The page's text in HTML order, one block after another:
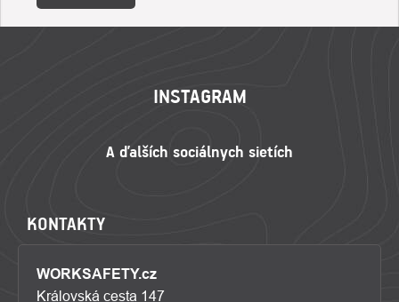
INSTAGRAM
KONTAKTY
WORKSAFETY.cz
Královská cesta 147